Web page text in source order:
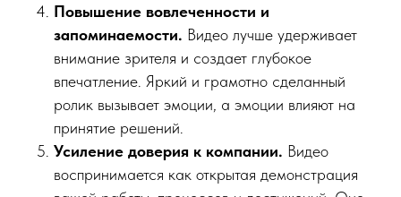
Повышение вовлеченности и
запоминаемости. Видео лучше удерживает
внимание зрителя и создает глубокое
впечатление. Яркий и грамотно сделанный
ролик вызывает эмоции, а эмоции влияют на
принятие решений.
Усиление доверия к компании. Видео
воспринимается как открытая демонстрация